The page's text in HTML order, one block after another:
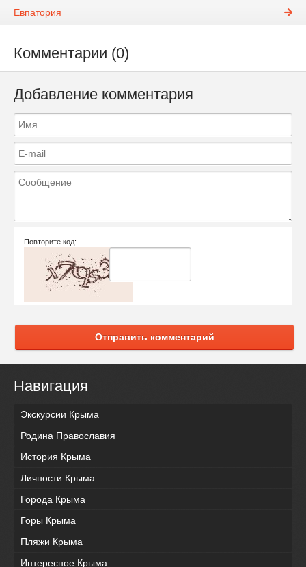
Евпатория
Комментарии (0)
Добавление комментария
Повторите код:
Отправить комментарий
Навигация
Экскурсии Крыма
Родина Православия
История Крыма
Личности Крыма
Города Крыма
Горы Крыма
Пляжи Крыма
Интересное Крыма